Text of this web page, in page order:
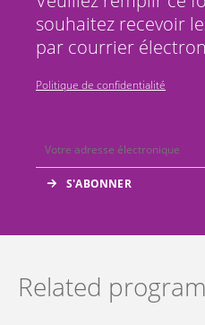
souhaitez recevoir
par courrier
Politique de confidentialité
Related